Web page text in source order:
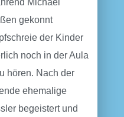
gekonnt
der Kinder
noch in der Aula
hören. Nach der
ehemalige
begeistert und